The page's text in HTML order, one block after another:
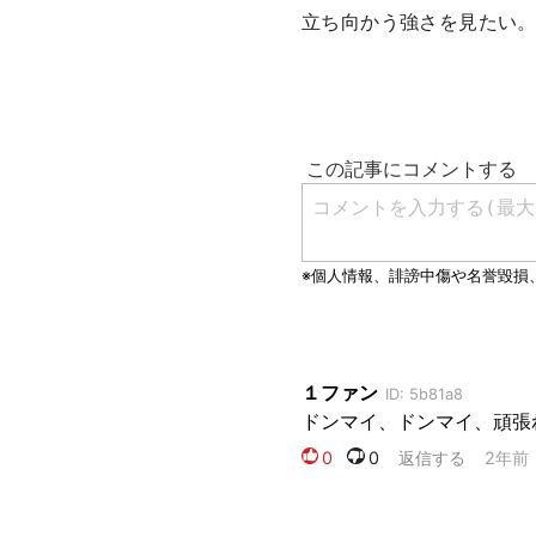
立ち向かう強さを見たい。